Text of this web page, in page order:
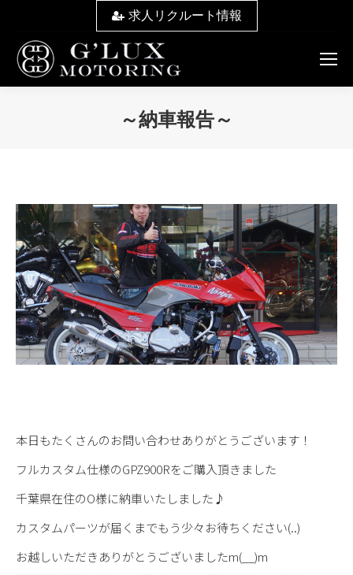
求人リクルート情報
～納車報告～
本日もたくさんのお問い合わせありがとうございます！
フルカスタム仕様のGPZ900Rをご購入頂きました
千葉県在住のO様に納車いたしました♪
カスタムパーツが届くまでもう少々お待ちください(..)
お越しいただきありがとうございましたm(__)m